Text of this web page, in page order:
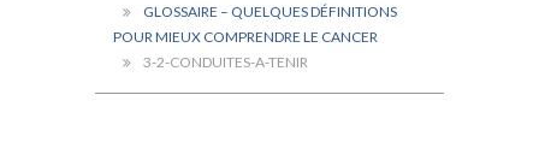
GLOSSAIRE – QUELQUES DÉFINITIONS
POUR MIEUX COMPRENDRE LE CANCER
3-2-CONDUITES-A-TENIR